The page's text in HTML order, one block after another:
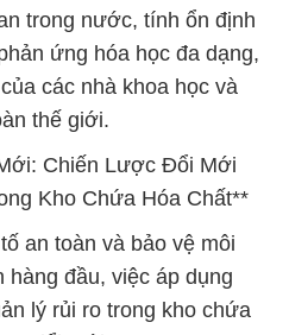
trong nước, tính ổn định
ứng hóa học đa dạng,
các nhà khoa học và
thế giới.
Chiến Lược Đổi Mới
Kho Chứa Hóa Chất**
an toàn và bảo vệ môi
đầu, việc áp dụng
lý rủi ro trong kho chứa